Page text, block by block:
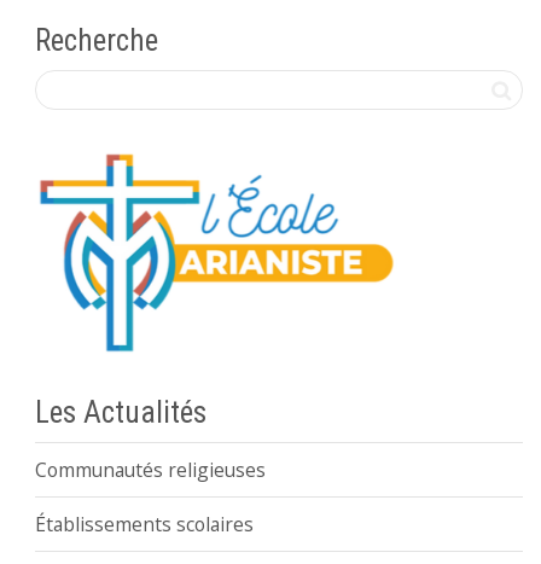
Recherche
Les Actualités
Communautés religieuses
Établissements scolaires